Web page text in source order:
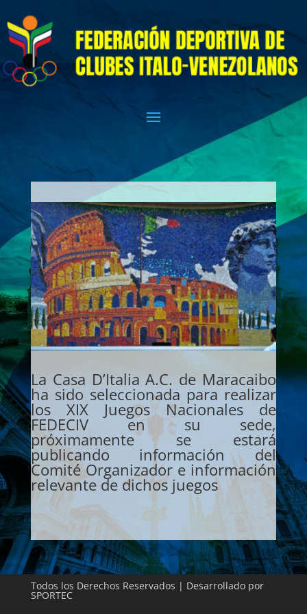
La Casa D’Italia A.C. de Maracaibo
ha sido seleccionada para realizar
los XIX Juegos Nacionales de
FEDECIV en su sede,
próximamente se estará
publicando información del
Comité Organizador e información
relevante de dichos juegos
Todos los Derechos Reservados | Desarrollado por
SPORTEC